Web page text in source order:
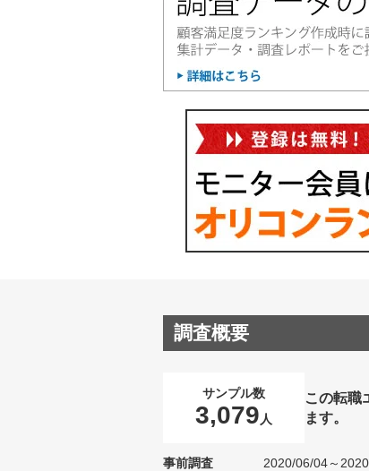
調査概要
サンプル数
3,079 人
この転職
ます。
事前調査
2020/06/04～